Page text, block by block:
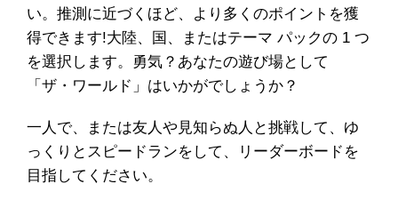
い。推測に近づくほど、より多くのポイントを獲
得できます!大陸、国、またはテーマ パックの 1 つ
を選択します。勇気？あなたの遊び場として
「ザ・ワールド」はいかがでしょうか？
一人で、または友人や見知らぬ人と挑戦して、ゆ
っくりとスピードランをして、リーダーボードを
目指してください。